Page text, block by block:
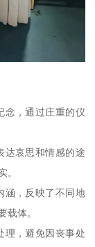
念，通过庄重的仪
达哀思和情感的途
。
涵，反映了不同地
载体。
理，避免因丧事处